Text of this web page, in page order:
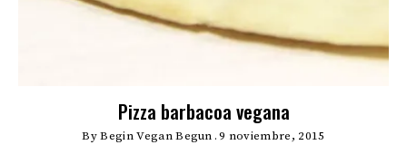
Pizza barbacoa vegana
ByBegin Vegan Begun 9 noviembre, 2015